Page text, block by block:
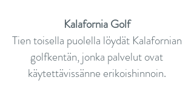
Kalafornia Golf
Tien toisella puolella löydät Kalafornian
golfkentän, jonka palvelut ovat
käytettävissänne erikoishinnoin.